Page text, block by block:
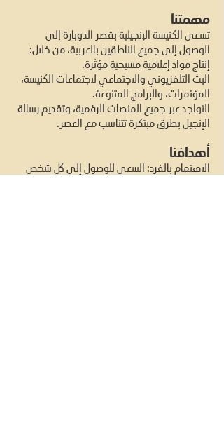
مهمتنا
تسعى الكنيسة الإنجيلية بقصر الدوبارة إلى
الوصول إلى جميع الناطقين بالعربية، من خلال:
إنتاج مواد إعلامية مسيحية مؤثرة.
البث التلفزيوني والاجتماعي لاجتماعات الكنيسة،
المؤتمرات، والبرامج المتنوعة.
التواجد عبر جميع المنصات الرقمية، وتقديم رسالة
الإنجيل بطرق مبتكرة تتناسب مع العصر.
أهدافنا
الاهتمام بالفرد: السعي للوصول إلى كل شخص